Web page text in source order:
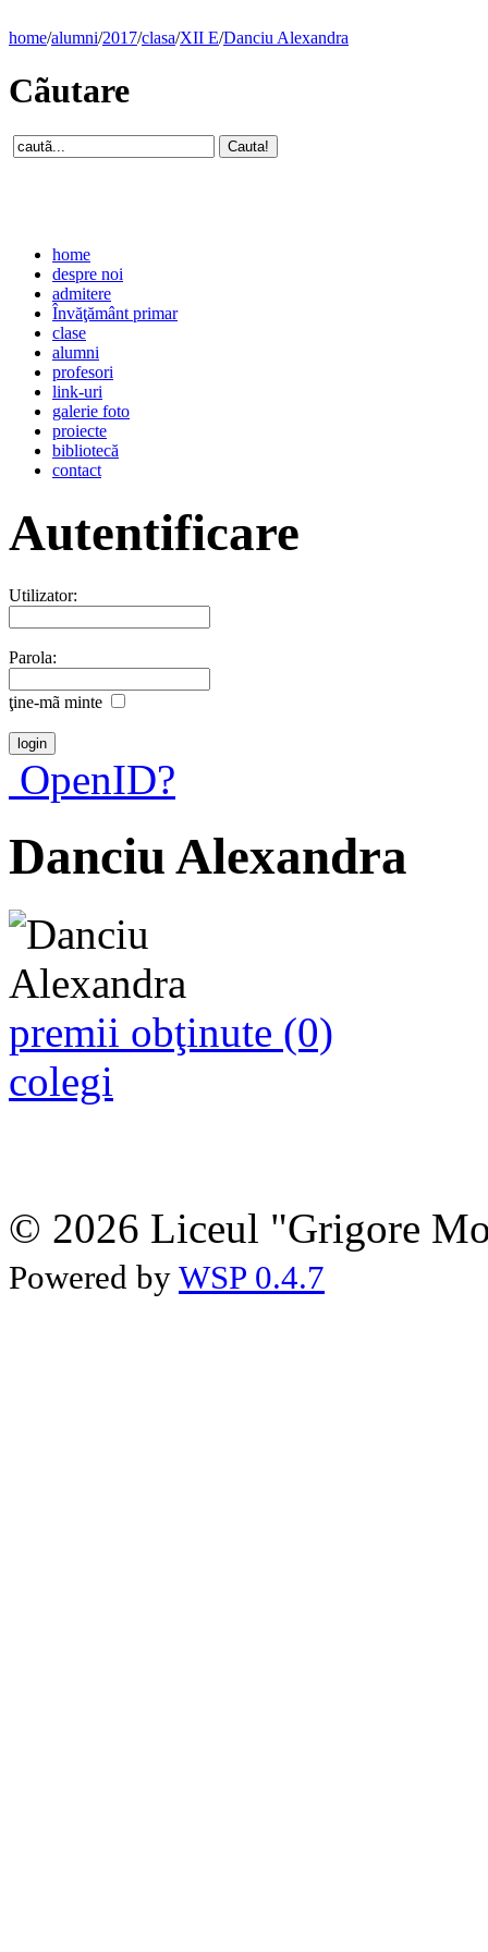
home/alumni/2017/clasa/XII E/Danciu Alexandra
Cãutare
home
despre noi
admitere
Învăţământ primar
clase
alumni
profesori
link-uri
galerie foto
proiecte
bibliotecă
contact
Autentificare
Utilizator:
Parola:
ţine-mã minte
OpenID?
Danciu Alexandra
premii obţinute (0)
colegi
© 2026 Liceul "Grigore
Powered by WSP 0.4.7